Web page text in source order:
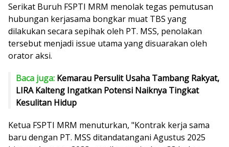
Serikat Buruh FSPTI MRM menolak tegas pemutusan
hubungan kerjasama bongkar muat TBS yang
dilakukan secara sepihak oleh PT. MSS, penolakan
tersebut menjadi issue utama yang disuarakan oleh
orator aksi.
Baca juga: Kemarau Persulit Usaha Tambang Rakyat,
LIRA Kalteng Ingatkan Potensi Naiknya Tingkat
Kesulitan Hidup
Ketua FSPTI MRM menuturkan, "Kontrak kerja sama
baru dengan PT. MSS ditandatangani Agustus 2025